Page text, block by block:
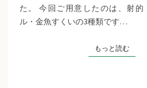
千
草
ち
た。 今回ご用意したのは、射的
ル・金魚すくいの3種類です…
もっと読むもっ